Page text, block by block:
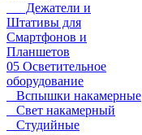
Дежатели и
Штативы для
Смартфонов и
Планшетов
05 Осветительное
оборудование
Вспышки накамерные
Свет накамерный
Студийные